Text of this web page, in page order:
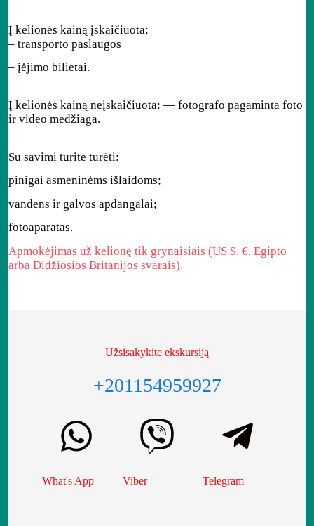
Į kelionės kainą įskaičiuota:
– transporto paslaugos
– įėjimo bilietai.
Į kelionės kainą neįskaičiuota: — fotografo pagaminta foto
ir video medžiaga.
Su savimi turite turėti:
pinigai asmeninėms išlaidoms;
vandens ir galvos apdangalai;
fotoaparatas.
Apmokėjimas už kelionę tik grynaisiais (US $, €, Egipto
arba Didžiosios Britanijos svarais).
Užsisakykite ekskursiją
+201154959927
What's App Viber Telegram